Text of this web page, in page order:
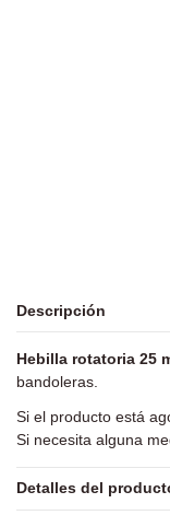
Descripción
Hebilla rotatoria 25
bandoleras.
Si el producto está
Si necesita alguna
Detalles del